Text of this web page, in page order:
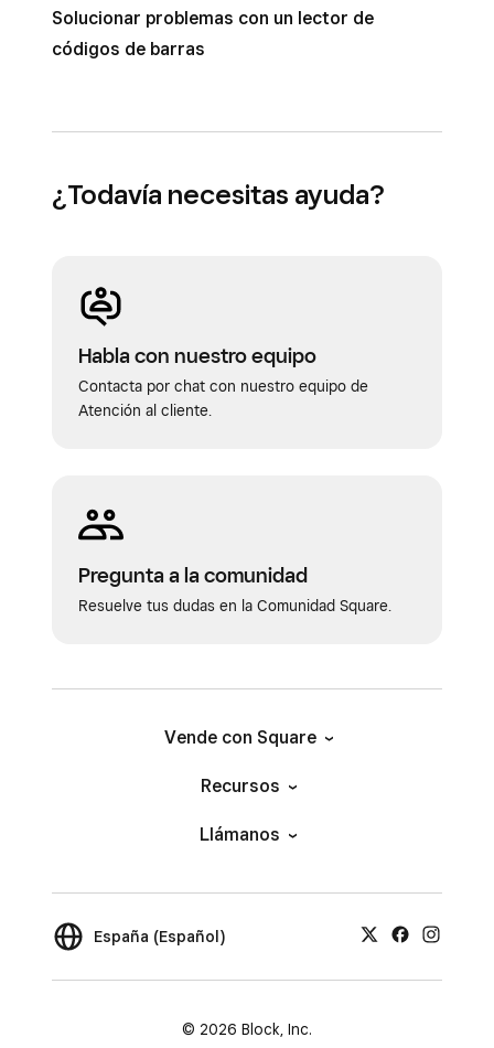
Solucionar problemas con un lector de
códigos de barras
¿Todavía necesitas ayuda?
Habla con nuestro equipo
Contacta por chat con nuestro equipo de
Atención al cliente.
Pregunta a la comunidad
Resuelve tus dudas en la Comunidad Square.
Vende con Square
Recursos
Llámanos
España (Español)
© 2026 Block, Inc.